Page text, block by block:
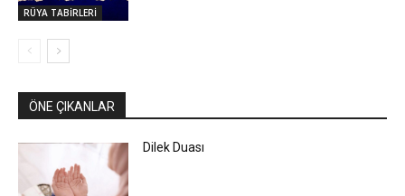
RÜYA TABİRLERİ
ÖNE ÇIKANLAR
Dilek Duası